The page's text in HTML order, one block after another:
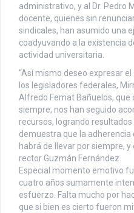
administrativo, y al Dr. Pedro
docente, quienes sin
sindicales, han asumido una
coadyuvando a la existencia
actividad universitaria.
“Así mismo deseo expresar
los legisladores federales,
Alfredo Femat Bañuelos, que
siempre, nos han seguido
recursos, logrando
demuestra que la
habrá de llevar por siempre,
rector Guzmán Fernández.
Especial momento emotivo
cuatro años sumamente
esfuerzo. Falta mucho por
que si bien es cierto fueron